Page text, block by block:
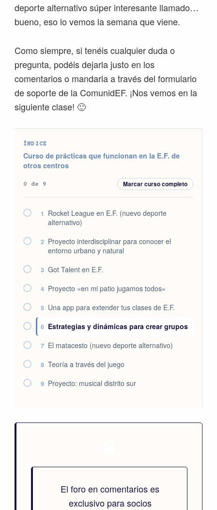
deporte alternativo súper interesante llamado…
bueno, eso lo vemos la semana que viene.
Como siempre, si tenéis cualquier duda o
pregunta, podéis dejarla justo en los
comentarios o mandarla a través del formulario
de soporte de la ComunidEF. ¡Nos vemos en la
siguiente clase! 🙂
ÍNDICE
Curso de prácticas que funcionan en la E.F. de
otros centros
0 de 9 Marcar curso completo
1
Rocket League en E.F. (nuevo deporte
alternativo)
2 Proyecto interdisciplinar para conocer el
entorno urbano y natural
3 Got Talent en E.F.
4 Proyecto «en mi patio jugamos todos»
5 Una app para extender tus clases de E.F.
6 Estrategias y dinámicas para crear grupos
7 El matacesto (nuevo deporte alternativo)
8 Teoría a través del juego
9 Proyecto: musical distrito sur
El foro en comentarios es
exclusivo para socios